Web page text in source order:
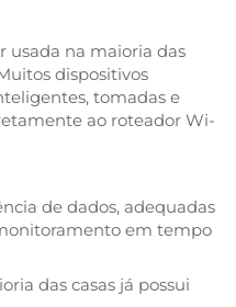
usada na maioria das
dispositivos
tomadas e
ao roteador Wi-
de dados, adequadas
em tempo
das casas já possui